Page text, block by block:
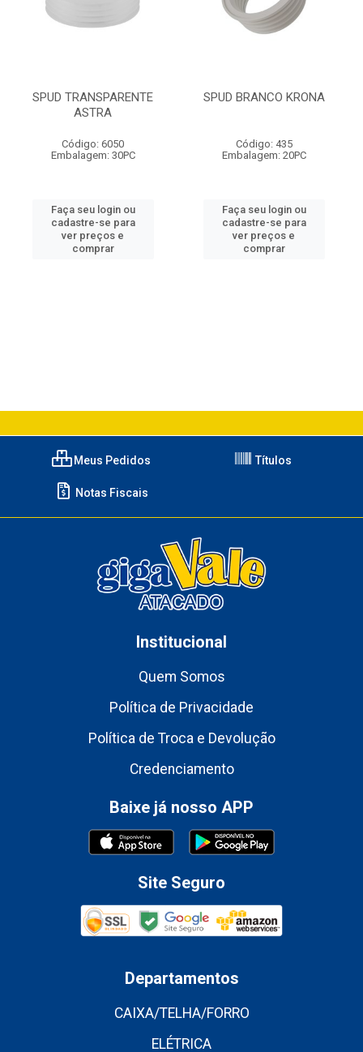
SPUD TRANSPARENTE
ASTRA
Código: 6050
Embalagem: 30PC
Faça seu login ou
cadastre-se para
ver preços e
comprar
SPUD BRANCO KRONA
Código: 435
Embalagem: 20PC
Faça seu login ou
cadastre-se para
ver preços e
comprar
Meus Pedidos Títulos
Notas Fiscais
Institucional
Quem Somos
Política de Privacidade
Política de Troca e Devolução
Credenciamento
Baixe já nosso APP
Site Seguro
Departamentos
CAIXA/TELHA/FORRO
ELÉTRICA